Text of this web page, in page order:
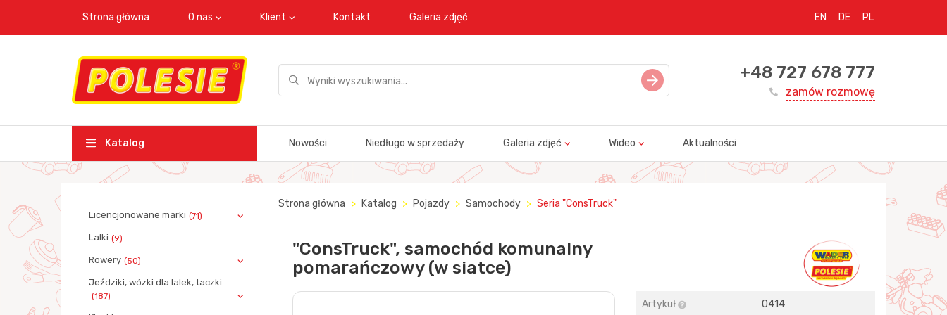
Strona główna O nas Klient Kontakt Galeria zdjęć EN DE PL
+48 727 678 777
zamów rozmowę
Katalog Nowości Niedługo w sprzedaży Galeria zdjęć Wideo Aktualności
Licencjonowane marki (71)
Lalki (9)
Rowery (50)
Jeździki, wózki dla lalek, taczki
(187)
Strona główna Katalog Pojazdy Samochody Seria "ConsTruck"
"ConsTruck", samochód komunalny
pomarańczowy (w siatce)
Artykuł 0414